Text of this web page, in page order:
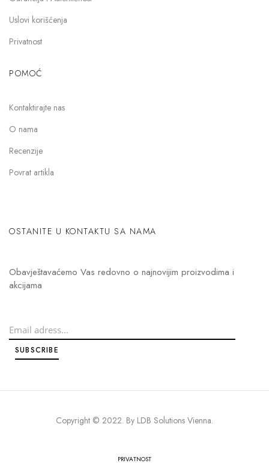
Uslovi korišćenja
Privatnost
POMOĆ
Kontaktirajte nas
O nama
Recenzije
Povrat artikla
OSTANITE U KONTAKTU SA NAMA
Obavještavaćemo Vas redovno o najnovijim proizvodima i
akcijama
Copyright © 2022. By LDB Solutions Vienna.
PRIVATNOST